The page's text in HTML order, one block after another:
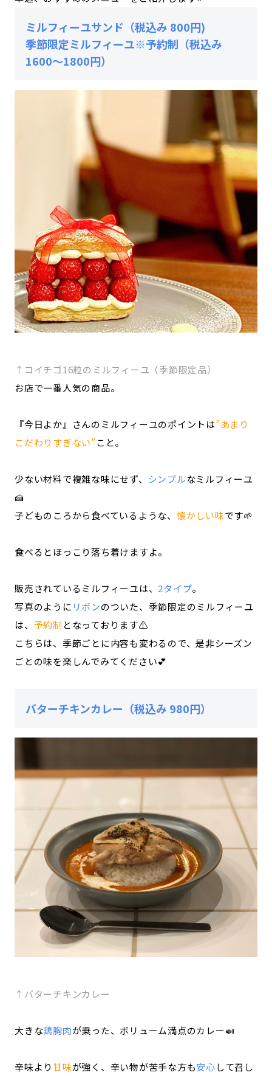
ミルフィーユサンド（税込み 800円)
季節限定ミルフィーユ※予約制（税込み
1600～1800円）
↑コイチゴ16粒のミルフィーユ（季節限定品）
お店で一番人気の商品。
『今日よか』さんのミルフィーユのポイントは”あまり
こだわりすぎない”こと。
少ない材料で複雑な味にせず、 シンプルなミルフィーユ
🍰
子どものころから食べているような、 懐かしい味です🌱
食べるとほっこり落ち着けますよ。
販売されているミルフィーユは、 2タイプ。
写真のように リボンのついた、季節限定のミルフィーユ
は、 予約制 となっております⚠️
こちらは、季節ごとに内容も変わるので、是非シーズン
ごとの味を楽しんでみてください💕
バターチキンカレー（税込み 980円）
↑バターチキンカレー
大きな鶏胸肉が乗った、ボリューム満点のカレー🍛
辛味より甘味が強く、辛い物が苦手な方も安心して召し